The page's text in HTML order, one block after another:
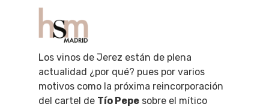
Hit enter to search or ESC to close
Los vinos de Jerez están de plena
actualidad ¿por qué? pues por varios
motivos como la próxima reincorporación
del cartel de Tío Pepe sobre el mítico